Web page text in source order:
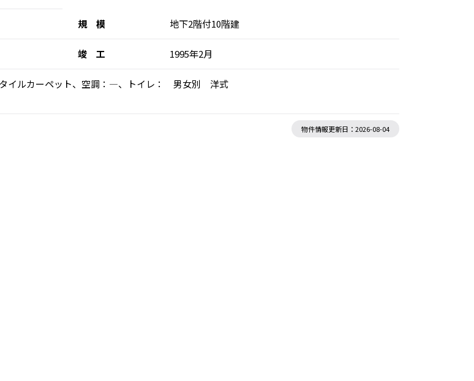
規 模 地下2階付10階建
竣 工 1995年2月
タイルカーペット、空調：―、トイレ： 男女別 洋式
物件情報更新日：2026-08-04